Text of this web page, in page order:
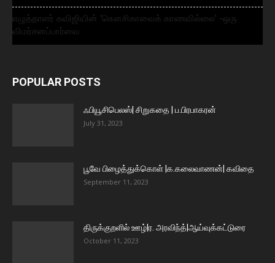
எழுத்தாளர் கவிஜியின் ‘கௌசிகாவைக் காணவில்லை’ -ஒரு
விமர்சனப்பார்வை
POPULAR POSTS
ஃபியூசிபெலஸ்| சிறுகதை | ப.பிரபாகரன்
July 31, 2023
பூவே பிழைத்துக்கொள் |க.கலைவாணன்| கவிதை
September 11, 2023
திருக்குறளில் ஊழ்|ர. அரவிந்த்|ஆய்வுக்கட்டுரை
October 11, 2023